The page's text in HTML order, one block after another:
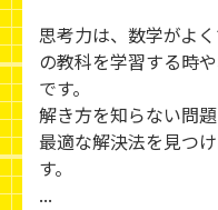
思考力は、数学がよ
の教科を学習する時
です。
解き方を知らない問
最適な解決法を見つ
す。
...